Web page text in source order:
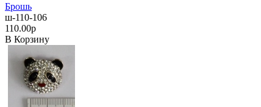
Брошь
ш-110-106
110.00р
В Корзину